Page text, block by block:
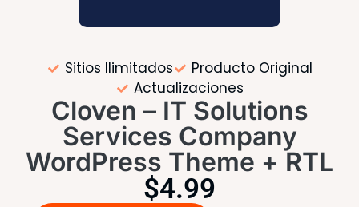
Sitios Ilimitados
Producto Original
Actualizaciones
Cloven – IT Solutions
Services Company
WordPress Theme + RTL
$4.99